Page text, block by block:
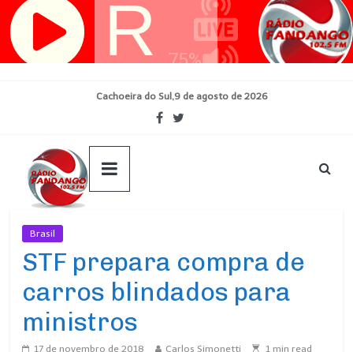
Pular
para
Cachoeira do Sul,9 de agosto de 2026
Brasil
STF prepara compra de
carros blindados para
ministros
17 de novembro de 2018 Carlos Simonetti 1 min read